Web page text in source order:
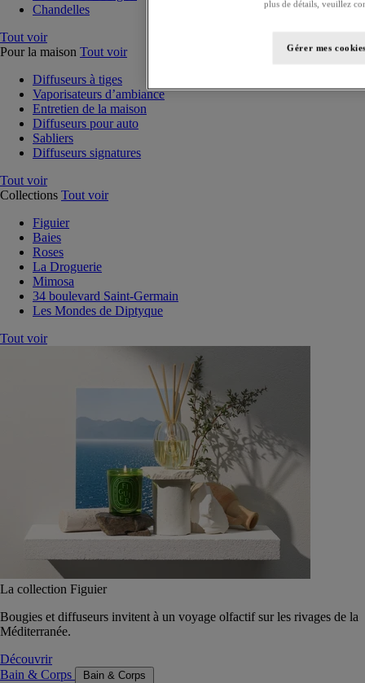
Chandelles
Tout voir
Pour la maison Tout voir
Diffuseurs à tiges
Vaporisateurs d’ambiance
Entretien de la maison
Diffuseurs pour auto
Sabliers
Diffuseurs signatures
Tout voir
Collections Tout voir
Figuier
Baies
Roses
La Droguerie
Mimosa
34 boulevard Saint-Germain
Les Mondes de Diptyque
Tout voir
La collection Figuier
Bougies et diffuseurs invitent à un voyage olfactif sur les rivages de la
Méditerranée.
Découvrir
Bain & Corps
Bain & Corps
plus de détails, veuillez
Gérer mes